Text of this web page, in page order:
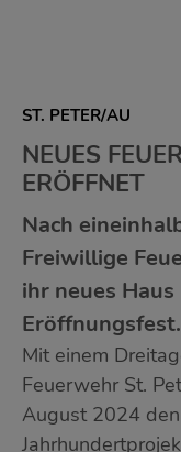
ST. PETER/AU
NEUES
ERÖFFNET
Nach
Freiwillige
ihr neues
Eröffnungsfest.
Mit einem
Feuerwehr St.
August 2024